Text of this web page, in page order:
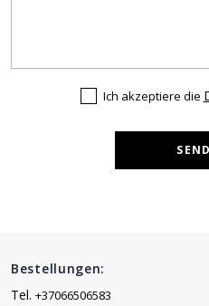
Ich akzeptiere die
Bestellungen:
Tel. +37066506583